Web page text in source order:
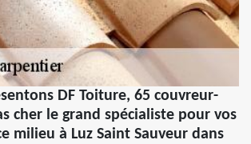
DF Toiture, 65 couvreur-
cher le grand spécialiste pour vos
milieu à Luz Saint Sauveur dans